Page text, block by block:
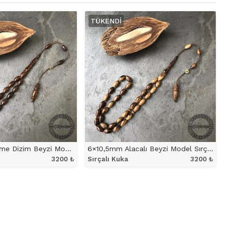
6×10,5mm Süzme Dizim Beyzi Model Sırçalı Kuka Tesbih
3200 ₺
TÜKENDI
6×10,5mm Alacalı Beyzi Model Sırçalı Kuka Tesbih
Sırçalı Kuka 3200 ₺